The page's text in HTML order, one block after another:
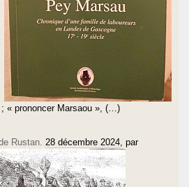
« prononcer Marsaou », (…)
Rustan. 28 décembre 2024 , par